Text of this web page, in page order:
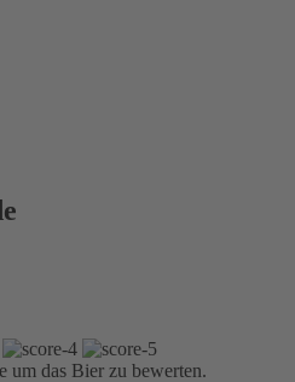
das Bier zu bewerten.